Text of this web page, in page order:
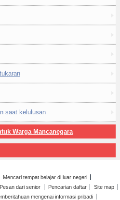
saat kelulusan
Warga Mancanegara
Mencari tempat belajar di luar negeri
Pesan dari senior Pencarian daftar
Site map
mengenai informasi pribadi